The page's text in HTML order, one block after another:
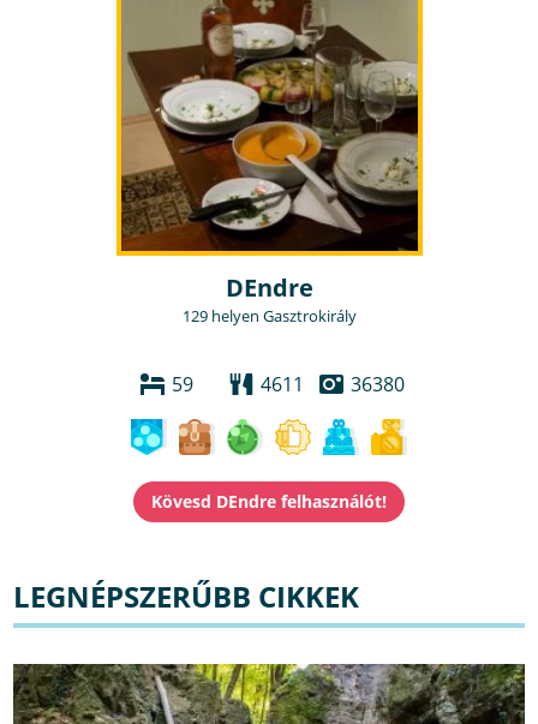
DEndre
129 helyen Gasztrokirály
59 4611 36380
LEGNÉPSZERŰBB CIKKEK